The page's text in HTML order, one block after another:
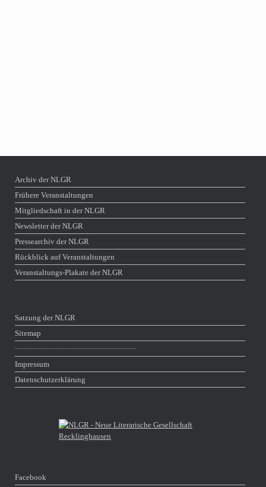
Archiv der NLGR
Frühere Veranstaltungen
Mitgliedschaft in der NLGR
Newsletter der NLGR
Pressearchiv der NLGR
Rückblick auf Veranstaltungen
Veranstaltungs-Plakate der NLGR
Satzung der NLGR
Sitemap
∙∙∙∙∙∙∙∙∙∙∙∙∙∙∙∙∙∙∙∙∙∙∙∙∙∙∙∙∙∙∙∙∙∙∙∙∙∙∙∙∙∙∙∙∙∙∙∙∙∙∙∙∙∙∙∙∙∙∙∙∙∙∙∙∙∙∙∙
Impressum
Datenschutzerklärung
Facebook